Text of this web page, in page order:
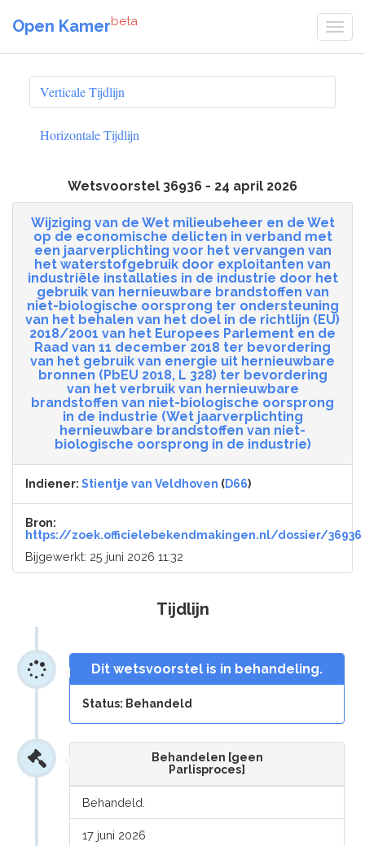
Open Kamerbeta
Verticale Tijdlijn
Horizontale Tijdlijn
Wetsvoorstel 36936 - 24 april 2026
Wijziging van de Wet milieubeheer en de Wet
op de economische delicten in verband met
een jaarverplichting voor het vervangen van
het waterstofgebruik door exploitanten van
industriële installaties in de industrie door het
gebruik van hernieuwbare brandstoffen van
niet-biologische oorsprong ter ondersteuning
van het behalen van het doel in de richtlijn (EU)
2018/2001 van het Europees Parlement en de
Raad van 11 december 2018 ter bevordering
van het gebruik van energie uit hernieuwbare
bronnen (PbEU 2018, L 328) ter bevordering
van het verbruik van hernieuwbare
brandstoffen van niet-biologische oorsprong
in de industrie (Wet jaarverplichting
hernieuwbare brandstoffen van niet-
biologische oorsprong in de industrie)
Indiener: Stientje van Veldhoven (D66)
Bron:
https://zoek.officielebekendmakingen.nl/dossier/36936
Bijgewerkt: 25 juni 2026 11:32
Tijdlijn
Dit wetsvoorstel is in behandeling.
Status: Behandeld
Behandelen [geen
Parlisproces]
Behandeld.
17 juni 2026